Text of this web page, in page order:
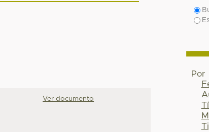
Ver documento
Por